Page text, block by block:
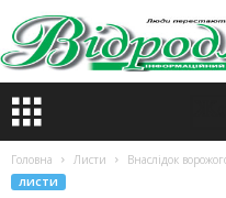
Головна Листи Внаслідок
ЛИСТИ